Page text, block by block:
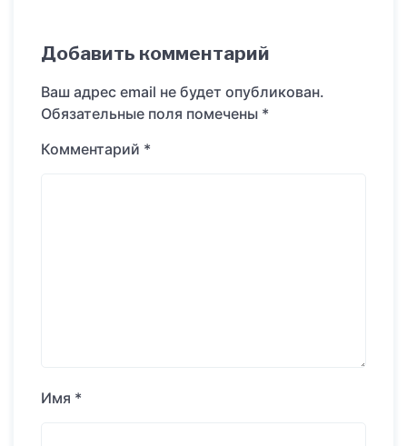
Добавить комментарий
Ваш адрес email не будет опубликован.
Обязательные поля помечены *
Комментарий *
Имя *